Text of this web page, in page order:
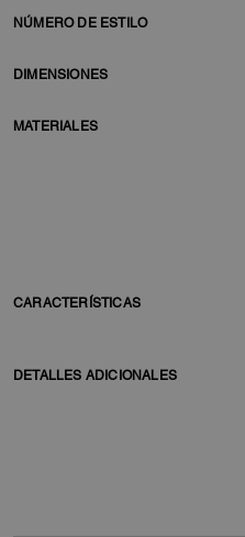
NÚMERO DE ESTILO
DIMENSIONES
MATERIALES
CARACTERÍSTICAS
DETALLES ADICIONALES